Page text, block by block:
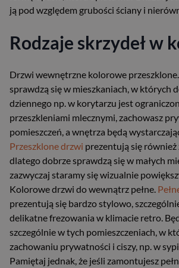
ją pod względem grubości ściany i
​Rodzaje skrzydeł w
Drzwi wewnętrzne kolorowe
sprawdzą się w mieszkaniach, w których
dziennego np. w korytarzu jest
przeszkleniami mlecznymi, zachowasz
pomieszczeń, a wnętrza będą
Przeszklone drzwi prezentują się również
dlatego dobrze sprawdzą się w małych
zazwyczaj staramy się wizualnie
Kolorowe drzwi do wewnątrz pełne.
prezentują się bardzo stylowo,
delikatne frezowania w klimacie retro.
szczególnie w tych pomieszczeniach, w
zachowaniu prywatności i ciszy, np. w
Pamiętaj jednak, że jeśli zamontujesz